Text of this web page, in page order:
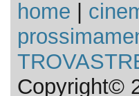
home
Copyright©